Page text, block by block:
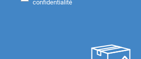
confidentialité